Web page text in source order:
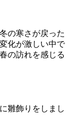
の寒さが戻った
化が激しい中で
の訪れを感じる
雛飾りをしまし